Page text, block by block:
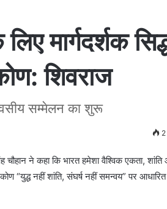
मार्गदर्शक
शिवराज
सम्मेलन का शुरू
2
ने कहा कि भारत हमेशा वैश्विक एकता,
“युद्ध नहीं शांति, संघर्ष नहीं समन्वय” पर